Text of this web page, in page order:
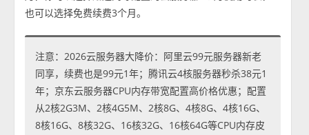
也可以选择免费续费3个月。
注意：2026云服务器大降价：阿里云99元服务器新老
同享，续费也是99元1年；腾讯云4核服务器秒杀38元1
年；京东云服务器CPU内存带宽配置高价格优惠；配置
从2核2G3M、2核4G5M、2核8G、4核8G、4核16G、
8核16G、8核32G、16核32G、16核64G等CPU内存皮